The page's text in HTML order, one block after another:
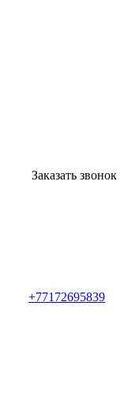
Заказать звонок
+77172695839